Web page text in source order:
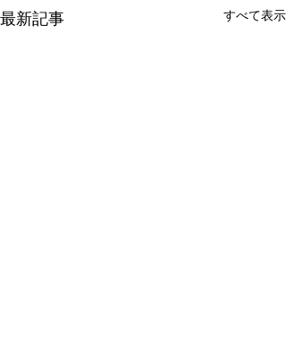
最新記事 すべて表示